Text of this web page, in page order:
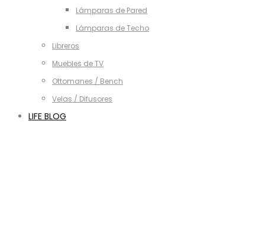
Lámparas de Pared
Lámparas de Techo
Libreros
Muebles de TV
Ottomanes / Bench
Velas / Difusores
LIFE BLOG